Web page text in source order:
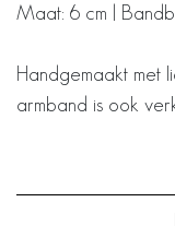
Maat: 6 cm |
Handgemaakt met
armband is ook